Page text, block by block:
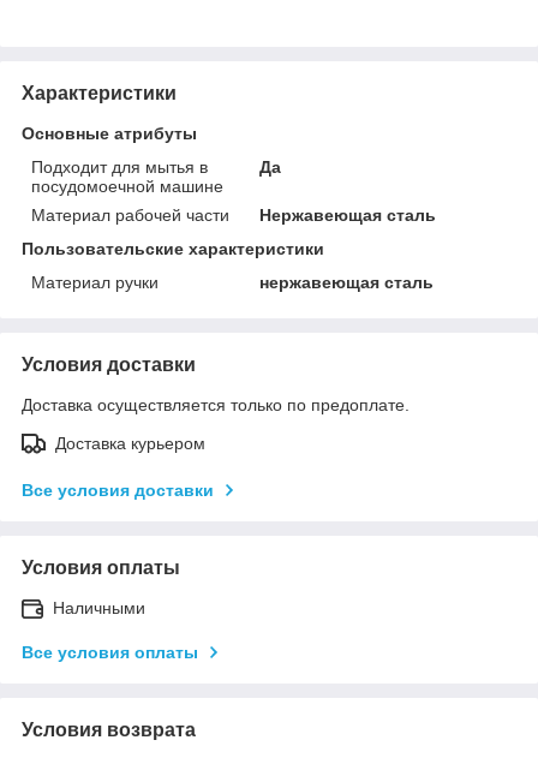
Характеристики
Основные атрибуты
Подходит для мытья в
посудомоечной машине
Да
Материал рабочей части
Нержавеющая сталь
Пользовательские характеристики
Материал ручки
нержавеющая сталь
Условия доставки
Доставка осуществляется только по предоплате.
Доставка курьером
Все условия доставки
Условия оплаты
Наличными
Все условия оплаты
Условия возврата